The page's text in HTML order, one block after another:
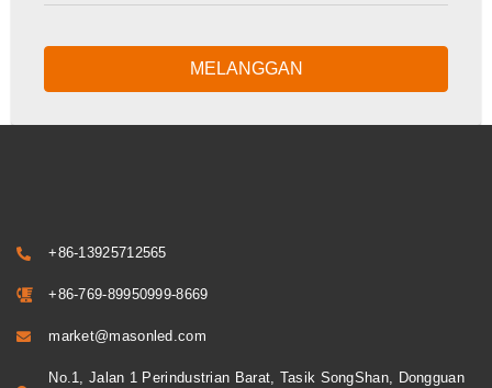
MELANGGAN
+86-13925712565
+86-769-89950999-8669
market@masonled.com
No.1, Jalan 1 Perindustrian Barat, Tasik SongShan, Dongguan